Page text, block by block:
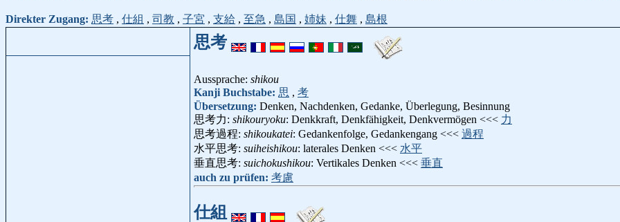
Direkter Zugang: 思考 , 仕組 , 司教 , 子宮 , 支給 , 至急 , 島国 , 姉妹 , 仕舞 , 島根
思考
Aussprache: shikou
Kanji Buchstabe: 思 , 考
Übersetzung: Denken, Nachdenken, Gedanke, Überlegung, Besinnung
思考力: shikouryoku: Denkkraft, Denkfähigkeit, Denkvermögen <<< 力
思考過程: shikoukatei: Gedankenfolge, Gedankengang <<< 過程
水平思考: suiheishikou: laterales Denken <<< 水平
垂直思考: suichokushikou: Vertikales Denken <<< 垂直
auch zu prüfen: 考慮
仕組